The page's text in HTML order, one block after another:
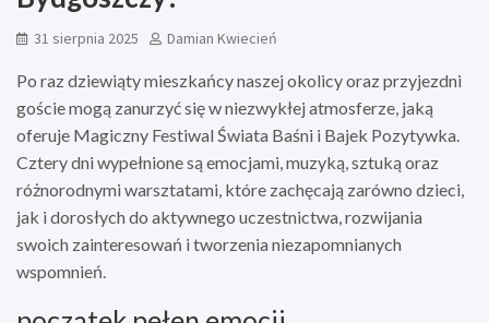
31 sierpnia 2025 Damian Kwiecień
Po raz dziewiąty mieszkańcy naszej okolicy oraz przyjezdni
goście mogą zanurzyć się w niezwykłej atmosferze, jaką
oferuje Magiczny Festiwal Świata Baśni i Bajek Pozytywka.
Cztery dni wypełnione są emocjami, muzyką, sztuką oraz
różnorodnymi warsztatami, które zachęcają zarówno dzieci,
jak i dorosłych do aktywnego uczestnictwa, rozwijania
swoich zainteresowań i tworzenia niezapomnianych
wspomnień.